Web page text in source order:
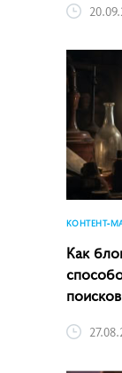
КОНТЕНТ-
Как